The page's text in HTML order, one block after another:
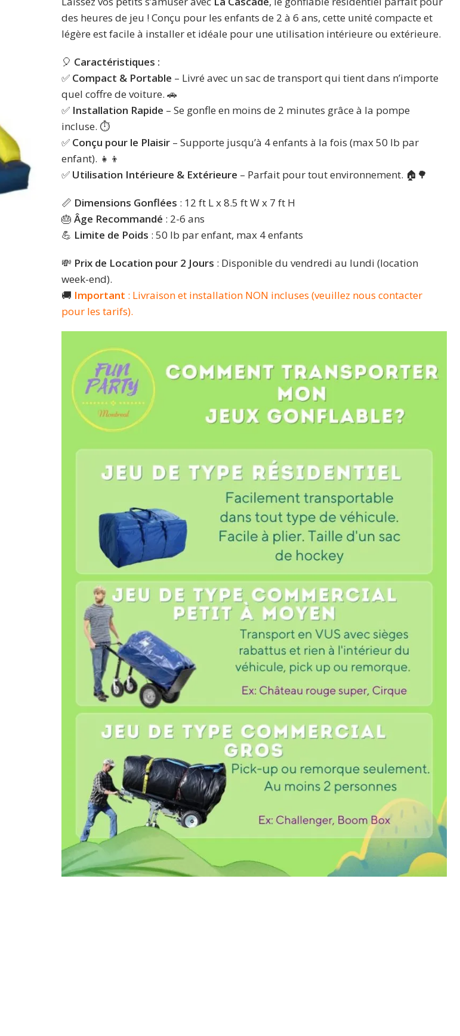
des heures de jeu ! Conçu pour les enfants de 2 à 6 ans, cette unité compacte et
légère est facile à installer et idéale pour une utilisation intérieure ou extérieure.
🎈 Caractéristiques :
✅ Compact & Portable – Livré avec un sac de transport qui tient dans n’importe
quel coffre de voiture. 🚗
✅ Installation Rapide – Se gonfle en moins de 2 minutes grâce à la pompe
incluse. ⏱️
✅ Conçu pour le Plaisir– Supporte jusqu’à 4 enfants à la fois (max 50 lb par
enfant). 👧👦
✅ Utilisation Intérieure & Extérieure – Parfait pour tout environnement. 🏠🌳
📏 Dimensions Gonflées : 12 ft L x 8.5 ft W x 7 ft H
🎂 Âge Recommandé : 2-6 ans
💪 Limite de Poids : 50 lb par enfant, max 4 enfants
💸 Prix de Location pour 2 Jours : Disponible du vendredi au lundi (location
week-end).
🚚 Important : Livraison et installation NON incluses (veuillez nous contacter
pour les tarifs).